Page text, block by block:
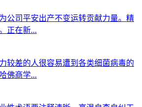
公司平安出产不变运转贡献力量。精
正在新...
较差的人很容易遭到各类细菌病毒的
佛商学...